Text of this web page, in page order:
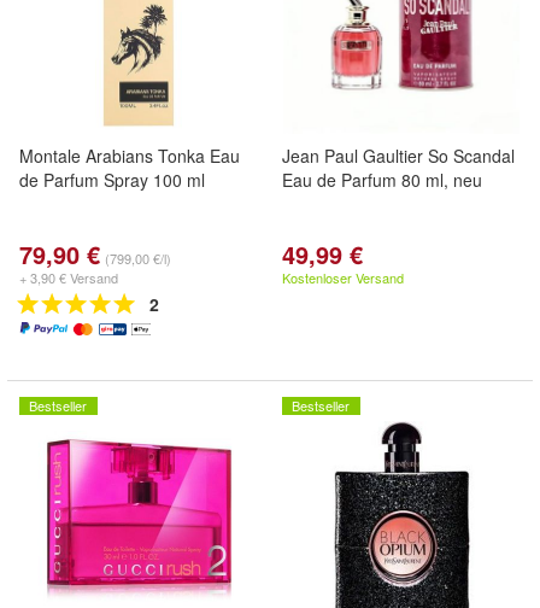
Montale Arabians Tonka Eau
de Parfum Spray 100 ml
79,90 € (799,00 €/l)
+ 3,90 € Versand
2
Jean Paul Gaultier So Scandal
Eau de Parfum 80 ml, neu
49,99 €
Kostenloser Versand
Bestseller Bestseller